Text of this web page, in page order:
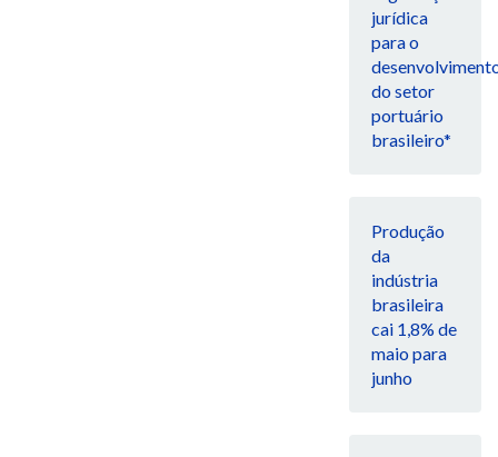
jurídica
para o
do setor
portuário
brasileiro*
Produção
da
indústria
brasileira
cai 1,8% de
maio para
junho